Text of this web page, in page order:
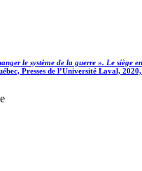
le système de la guerre ». Le siège
Presses de l’Université Laval,